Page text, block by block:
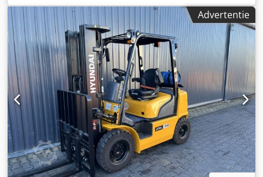
geel, bedrijfsklaar gewicht:24.200 kg, bandenconditie:90
% , inhoud van de bak: 4,2 m³ , Bouwjaar: 2024
bedrijfsturen:505 h, Uitrusting:UVV veiligheidskeuring,
airconditioning, cabine, extra koplampen, laag
geluidsniveau, vierwielaandrijving
, Hyundai HL970A
Bouwjaar: 2024 Bedrijfsuren: ca. 505 Cycloon luch
voorfilter Luchtcompressor voor cabine Standaard
remaccumulator Safety-Boom-General Afstandsbediende
deur LED-cabineverlichting, 4 voor Spanningsomvormer
24V -> 1 LED-zwaailamp Rondomzichtmonitor (AAVM)
Radar LED-rijverlichting LED-combinatieverlichting 2e
monitor Enkel rempedaal Leidingwerk 3e stuurcircuit
Dcjdpfxoyr Scyo Alysk Centrale smering Bekamax
Leidingwerk snelwissel Joystickbesturing Standaard
Advertentie